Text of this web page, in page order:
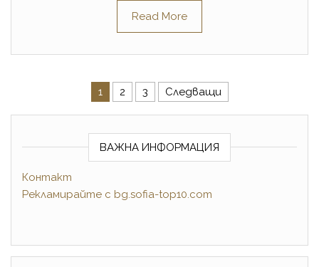
Read More
Разделяне на
1 2 3 Следващи
ВАЖНА ИНФОРМАЦИЯ
Контакт
Рекламирайте с bg.sofia-top10.com